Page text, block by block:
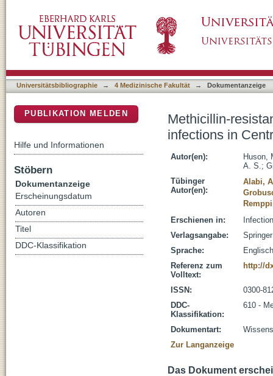
case report and review of the literature
Universitätsbibliographie → 4 Medizinische Fakultät → Dokumentanzeige
Methicillin-
infections in
Autor(en):
Huson,
A. S.;
Tübinger
Autor(en):
Alabi,
Erschienen in:
Verlagsangabe:
Sprache:
Englisch
Referenz zum
Volltext:
http://
ISSN:
0300-
DDC-
Klassifikation:
610 -
Dokumentart:
Zur Langanzeige
Das Dokument
PUBLIKATION MELDEN
Hilfe und Informationen
Stöbern
Dokumentanzeige
Erscheinungsdatum
Autoren
Titel
DDC-Klassifikation